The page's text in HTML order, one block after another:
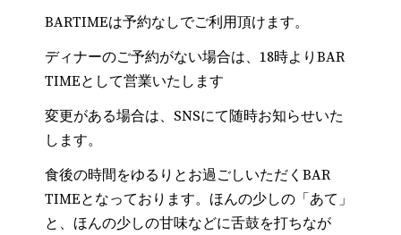
BARTIMEは予約なしでご利用頂けます。
ディナーのご予約がない場合は、18時よりBAR
TIMEとして営業いたします
変更がある場合は、SNSにて随時お知らせいた
します。
食後の時間をゆるりとお過ごしいただくBAR
TIMEとなっております。ほんの少しの「あて」
と、ほんの少しの甘味などに舌鼓を打ちなが